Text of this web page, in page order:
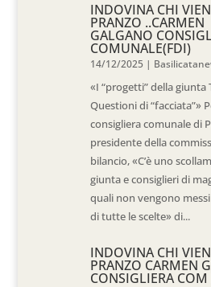
INDOVINA CHI
PRANZO ..CARMEN
GALGANO
COMUNALE(FDI)
14/12/2025 |
«I “progetti” della giunta
Questioni di “facciata”»
consigliera comunale di
presidente della
bilancio, «C’è uno
giunta e consiglieri di
quali non vengono
di tutte le scelte» di...
INDOVINA CHI
PRANZO CARMEN
CONSIGLIERA